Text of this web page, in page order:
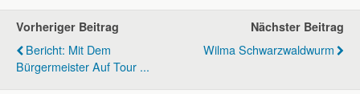
Vorheriger Beitrag
Bericht: Mit Dem
Bürgermeister Auf Tour ...
Nächster Beitrag
Wilma Schwarzwaldwurm